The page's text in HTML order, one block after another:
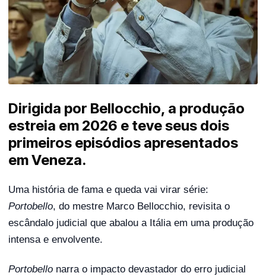
Dirigida por Bellocchio, a produção
estreia em 2026 e teve seus dois
primeiros episódios apresentados
em Veneza.
Uma história de fama e queda vai virar série:
Portobello, do mestre Marco Bellocchio, revisita o
escândalo judicial que abalou a Itália em uma produção
intensa e envolvente.
Portobello narra o impacto devastador do erro judicial